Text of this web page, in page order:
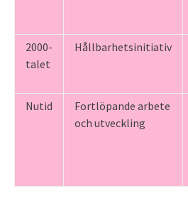
2000-
talet
Hållbarhetsinitiativ
Nutid
Fortlöpande arbete
och utveckling